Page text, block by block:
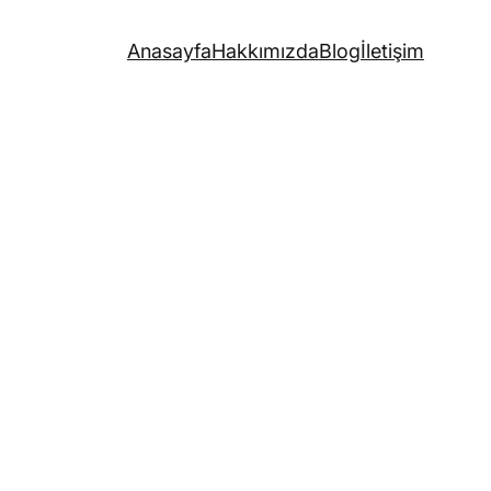
AnasayfaHakkımızdaBlogİletişim